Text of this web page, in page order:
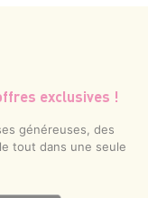
exclusives !
généreuses, des
tout dans une seule